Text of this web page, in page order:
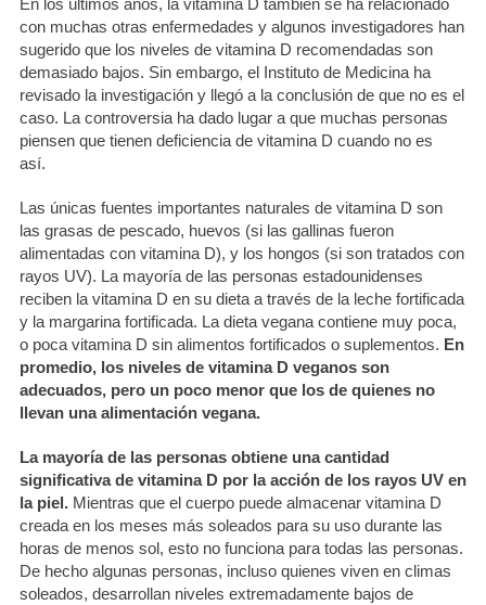
con muchas otras enfermedades y algunos investigadores han
sugerido que los niveles de vitamina D recomendadas son
demasiado bajos. Sin embargo, el Instituto de Medicina ha
revisado la investigación y llegó a la conclusión de que no es el
caso. La controversia ha dado lugar a que muchas personas
piensen que tienen deficiencia de vitamina D cuando no es
así.
Las únicas fuentes importantes naturales de vitamina D son
las grasas de pescado, huevos (si las gallinas fueron
alimentadas con vitamina D), y los hongos (si son tratados con
rayos UV). La mayoría de las personas estadounidenses
reciben la vitamina D en su dieta a través de la leche fortificada
y la margarina fortificada. La dieta vegana contiene muy poca,
o poca vitamina D sin alimentos fortificados o suplementos. En
promedio, los niveles de vitamina D veganos son
adecuados, pero un poco menor que los de quienes no
llevan una alimentación vegana.
La mayoría de las personas obtiene una cantidad
significativa de vitamina D por la acción de los rayos UV en
la piel.Mientras que el cuerpo puede almacenar vitamina D
creada en los meses más soleados para su uso durante las
horas de menos sol, esto no funciona para todas las personas.
De hecho algunas personas, incluso quienes viven en climas
soleados, desarrollan niveles extremadamente bajos de